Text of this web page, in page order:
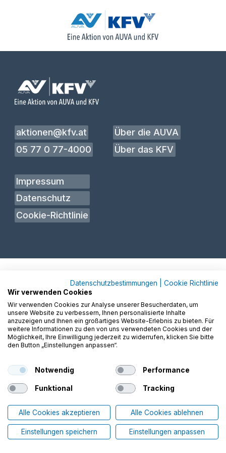
aktionen@kfv.at
05 77 0 77-4000
Über die AUVA
Über das KFV
Impressum
Datenschutz
Cookie-Richtlinie
Datenschutzbestimmungen
Cookie Richtlinie
Wir verwenden Cookies
Wir verwenden Cookies zur Analyse unserer Besucherdaten, um
unsere Website zu verbessern, Ihnen personalisierte Inhalte
anzuzeigen und Ihnen ein großartiges Website-Erlebnis zu bieten. Für
weitere Informationen zu den von uns verwendeten Cookies und der
Möglichkeit, Ihre Einwilligung jederzeit zu widerrufen, klicken Sie bitte
den Button „Einstellungen anpassen“.
Notwendig Performance
Funktional Tracking
Alle Cookies akzeptieren Alle Cookies ablehnen
Einstellungen speichern Einstellungen anpassen